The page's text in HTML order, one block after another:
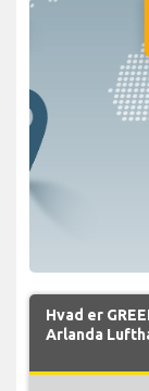
Hvad er
Arlanda